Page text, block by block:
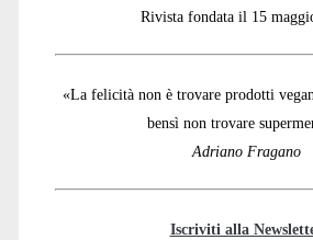
Rivista fondata il 15
«La felicità non è trovare prodotti
bensì non trovare
Adriano Fragano
Iscriviti alla